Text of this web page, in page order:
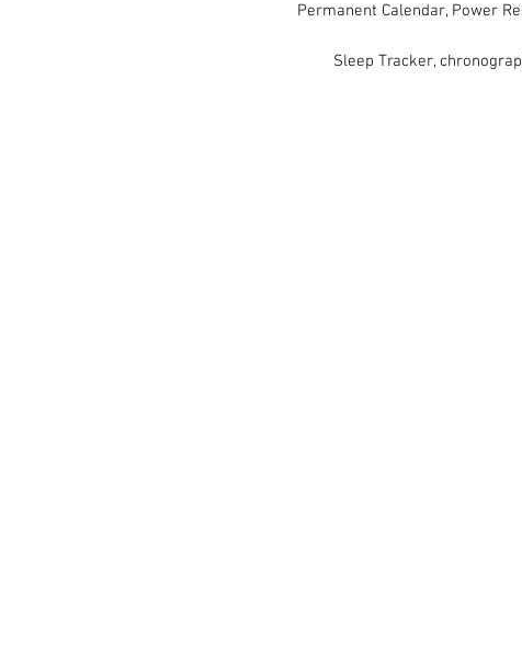
Permanent Calendar, Power
Sleep Tracker,